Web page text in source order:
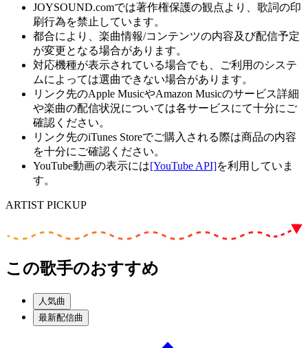
JOYSOUND.comでは著作権保護の観点より、歌詞の印
刷行為を禁止しています。
都合により、楽曲情報/コンテンツの内容及び配信予定
が変更となる場合があります。
対応機種が表示されている場合でも、ご利用のシステ
ムによっては選曲できない場合があります。
リンク先のApple MusicやAmazon Musicのサービス詳細
や楽曲の配信状況については各サービスにて十分にご
確認ください。
リンク先のiTunes Storeでご購入される際は商品の内容
を十分にご確認ください。
YouTube動画の表示には[YouTube API]を利用していま
す。
ARTIST PICKUP
この歌手のおすすめ
人気曲
最新配信曲